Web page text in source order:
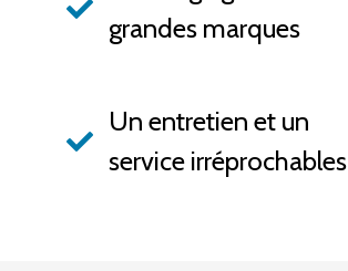
grandes marques
Un entretien et un
service irréprochables